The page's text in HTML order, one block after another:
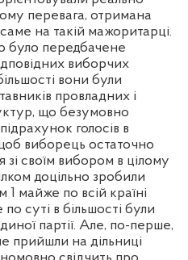
перевага, отримана
на такій мажоритарці.
було передбачене
виборчих
вони були
провладних і
що безумовно
голосів в
виборець остаточно
зі своїм вибором в цілому
доцільно зробили
1 майже по всій країні
суті в більшості були
партії. Але, по-перше,
прийшли на дільниці